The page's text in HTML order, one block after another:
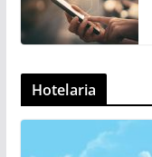
Hotelaria